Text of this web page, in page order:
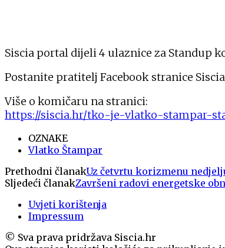
Siscia portal dijeli 4 ulaznice za Standup
Postanite pratitelj Facebook stranice
Više o komičaru na stranici:
https://siscia.hr/tko-je-vlatko-stampar-
OZNAKE
Vlatko Štampar
Prethodni članakUz četvrtu korizmenu
Sljedeći članakZavršeni radovi energetske
Uvjeti korištenja
Impressum
© Sva prava pridržava Siscia.hr